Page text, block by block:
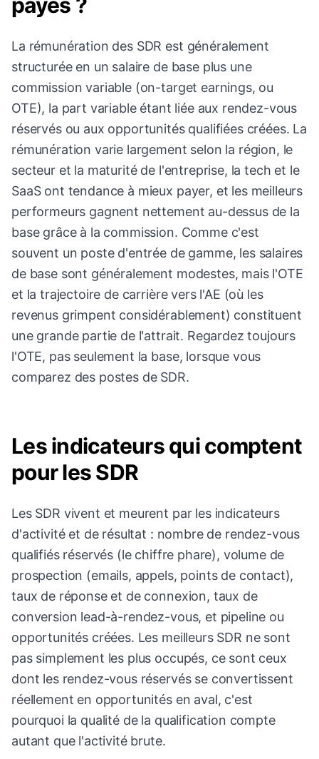
payés ?
La rémunération des SDR est généralement
structurée en un salaire de base plus une
commission variable (on-target earnings, ou
OTE), la part variable étant liée aux rendez-vous
réservés ou aux opportunités qualifiées créées. La
rémunération varie largement selon la région, le
secteur et la maturité de l'entreprise, la tech et le
SaaS ont tendance à mieux payer, et les meilleurs
performeurs gagnent nettement au-dessus de la
base grâce à la commission. Comme c'est
souvent un poste d'entrée de gamme, les salaires
de base sont généralement modestes, mais l'OTE
et la trajectoire de carrière vers l'AE (où les
revenus grimpent considérablement) constituent
une grande partie de l'attrait. Regardez toujours
l'OTE, pas seulement la base, lorsque vous
comparez des postes de SDR.
Les indicateurs qui comptent
pour les SDR
Les SDR vivent et meurent par les indicateurs
d'activité et de résultat : nombre de rendez-vous
qualifiés réservés (le chiffre phare), volume de
prospection (emails, appels, points de contact),
taux de réponse et de connexion, taux de
conversion lead-à-rendez-vous, et pipeline ou
opportunités créées. Les meilleurs SDR ne sont
pas simplement les plus occupés, ce sont ceux
dont les rendez-vous réservés se convertissent
réellement en opportunités en aval, c'est
pourquoi la qualité de la qualification compte
autant que l'activité brute.